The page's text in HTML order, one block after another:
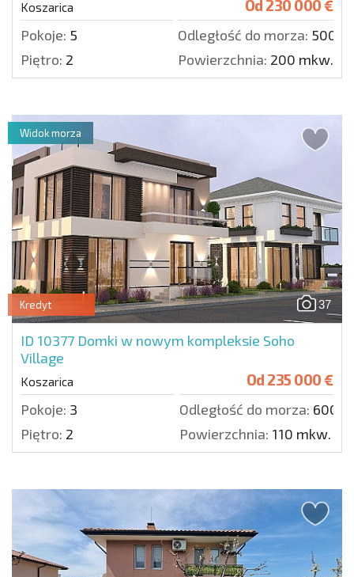
Koszarica Od 230 000 €
Pokoje: 5 Odległość do morza: 5000
Piętro: 2 Powierzchnia: 200 mkw.
37
Kredyt
ID 10377 Domki w nowym kompleksie Soho
Village
Koszarica Od 235 000 €
Pokoje: 3 Odległość do morza: 6000
Piętro: 2 Powierzchnia: 110 mkw.
Widok morza